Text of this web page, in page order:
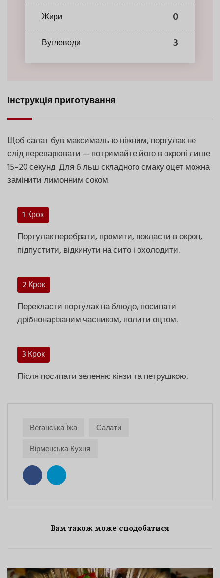
Жири 0
Вуглеводи 3
Інструкція приготування
Щоб салат був максимально ніжним, портулак не
слід переварювати — потримайте його в окропі лише
15–20 секунд. Для більш складного смаку оцет можна
замінити лимонним соком.
1 Крок
Портулак перебрати, промити, покласти в окроп,
підпустити, відкинути на сито і охолодити.
2 Крок
Перекласти портулак на блюдо, посипати
дрібнонарізаним часником, полити оцтом.
3 Крок
Після посипати зеленню кінзи та петрушкою.
Веганська Їжа
Салати
Вірменська Кухня
Вам також може сподобатися